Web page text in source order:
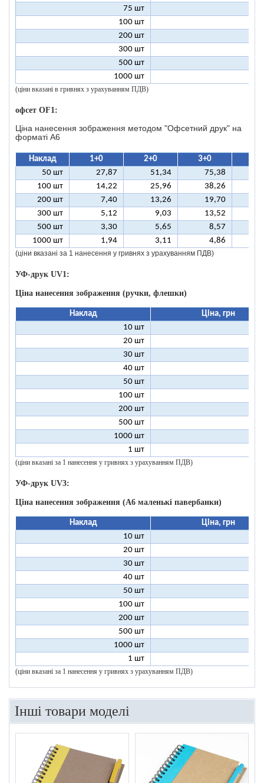
75 шт
100 шт
200 шт
300 шт
500 шт
1000 шт
(ціни вказані в гривнях з урахуванням ПДВ)
офсет OF1:
Ціна нанесення зображення методом "Офсетний друк" на
форматі A6
Наклад 1+0 2+0 3+0
50 шт
27,87 51,34 75,38
100 шт
14,22 25,96 38,26
200 шт
7,40 13,26 19,70
300 шт
5,12 9,03 13,52
500 шт
3,30 5,65 8,57
1000 шт
1,94 3,11 4,86
(ціни вказані за 1 нанесення у гривнях з урахуванням ПДВ)
УФ-друк UV1:
Ціна нанесення зображення (ручки, флешки)
Наклад
Ціна, грн
10 шт
20 шт
30 шт
40 шт
50 шт
100 шт
200 шт
500 шт
1000 шт
1 шт
(ціни вказані за 1 нанесення у гривнях з урахуванням ПДВ)
УФ-друк UV3:
Ціна нанесення зображення (А6 маленькі павербанки)
Наклад
Ціна, грн
10 шт
20 шт
30 шт
40 шт
50 шт
100 шт
200 шт
500 шт
1000 шт
1 шт
(ціни вказані за 1 нанесення у гривнях з урахуванням ПДВ)
Інші товари моделі